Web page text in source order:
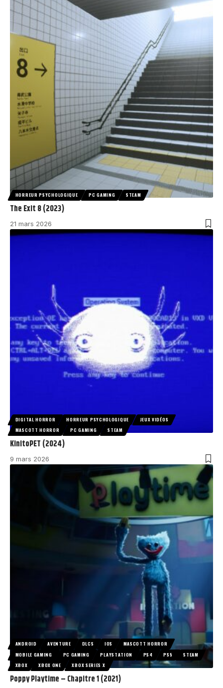
HORREUR PSYCHOLOGIQUE PC GAMING STEAM
The Exit 8 (2023)
21 mars 2026
DIGITAL HORROR HORREUR PSYCHOLOGIQUE
JEUX VIDÉOS
MASCOTT HORROR
PC GAMING STEAM
KinitoPET (2024)
9 mars 2026
ANDROID AVENTURE DLCS IOS
MASCOTT HORROR
MOBILE GAMING
PC GAMING PLAYSTATION PS4 PS5
STEAM
XBOX
XBOX ONE XBOX SERIES X
Poppy Playtime – Chapitre 1 (2021)